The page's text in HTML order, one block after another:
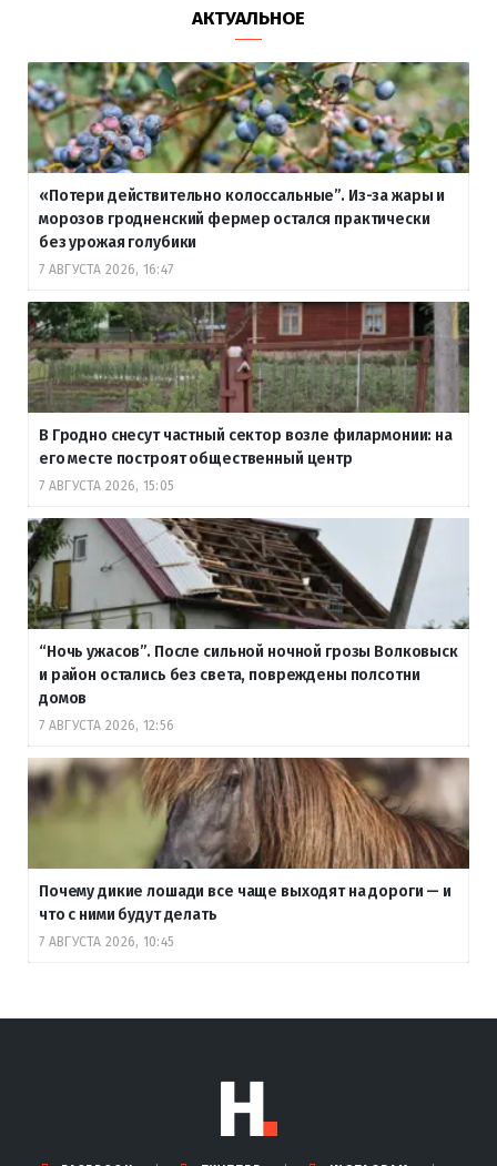
АКТУАЛЬНОЕ
«Потери действительно колоссальные”. Из-за жары и
морозов гродненский фермер остался практически
без урожая голубики
7 АВГУСТА 2026, 16:47
В Гродно снесут частный сектор возле филармонии: на
его месте построят общественный центр
7 АВГУСТА 2026, 15:05
“Ночь ужасов”. После сильной ночной грозы Волковыск
и район остались без света, повреждены полсотни
домов
7 АВГУСТА 2026, 12:56
Почему дикие лошади все чаще выходят на дороги — и
что с ними будут делать
7 АВГУСТА 2026, 10:45